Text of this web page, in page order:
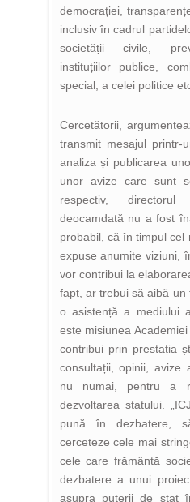
democrației,
inclusiv în cadrul
societății civile,
instituțiilor publice,
special, a celei politice
Cercetătorii,
transmit mesajul printr-
analiza și publicarea
unor avize care sunt
respectiv,
deocamdată nu a fost
probabil, că în timpul cel
expuse anumite viziuni,
vor contribui la
fapt, ar trebui să aibă un
o asistență a mediului
este misiunea
contribui prin prestația
consultații, opinii, avize
nu numai, pentru a
dezvoltarea statului.
pună în dezbatere,
cerceteze cele mai
cele care frământă
dezbatere a unui
asupra puterii de stat